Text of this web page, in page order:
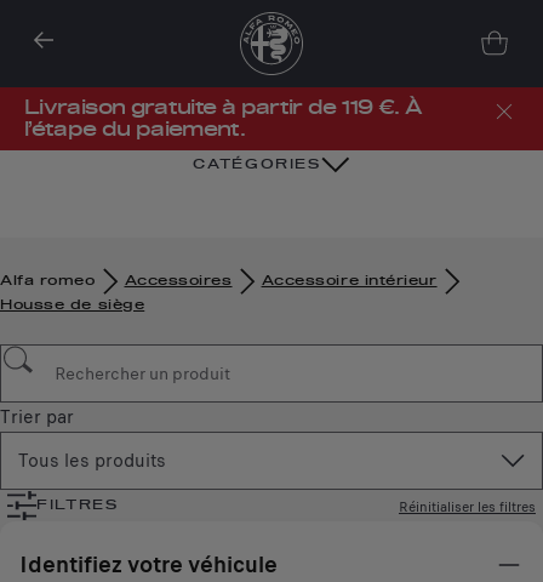
Livraison gratuite à partir de 119 €. À
l’étape du paiement.
CATÉGORIES
Alfa romeo Accessoires
Accessoire intérieur
Housse de siège
Trier par
Tous les produits
FILTRES Réinitialiser les filtres
Identifiez votre véhicule